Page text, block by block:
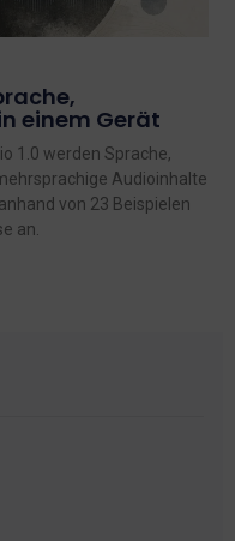
einem Gerät
1.0 werden Sprache,
Audioinhalte
von 23 Beispielen
an.